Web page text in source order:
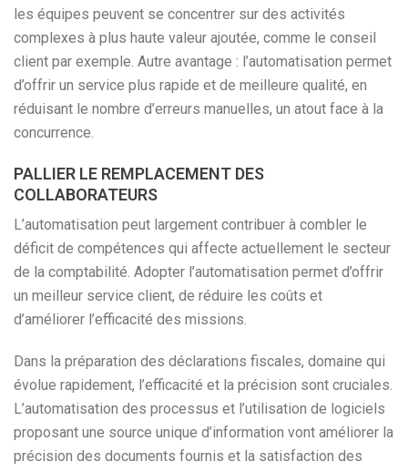
les équipes peuvent se concentrer sur des activités
complexes à plus haute valeur ajoutée, comme le conseil
client par exemple. Autre avantage : l’automatisation permet
d’offrir un service plus rapide et de meilleure qualité, en
réduisant le nombre d’erreurs manuelles, un atout face à la
concurrence.
PALLIER LE REMPLACEMENT DES
COLLABORATEURS
L’automatisation peut largement contribuer à combler le
déficit de compétences qui affecte actuellement le secteur
de la comptabilité. Adopter l’automatisation permet d’offrir
un meilleur service client, de réduire les coûts et
d’améliorer l’efficacité des missions.
Dans la préparation des déclarations fiscales, domaine qui
évolue rapidement, l’efficacité et la précision sont cruciales.
L’automatisation des processus et l’utilisation de logiciels
proposant une source unique d’information vont améliorer la
précision des documents fournis et la satisfaction des